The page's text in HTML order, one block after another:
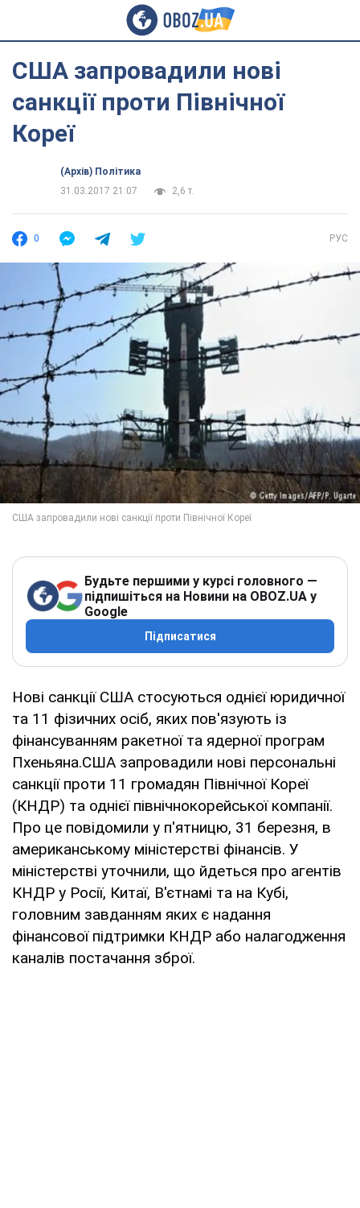
США запровадили нові
санкції проти Північної
Кореї
(Архів) Політика
31.03.2017 21:07
2,6 т.
0 РУС
Будьте першими у курсі головного —
підпишіться на Новини на OBOZ.UA у
Google
Підписатися
Нові санкції США стосуються однієї юридичної
та 11 фізичних осіб, яких пов'язують із
фінансуванням ракетної та ядерної програм
Пхеньяна.США запровадили нові персональні
санкції проти 11 громадян Північної Кореї
(КНДР) та однієї північнокорейської компанії.
Про це повідомили у п'ятницю, 31 березня, в
американському міністерстві фінансів. У
міністерстві уточнили, що йдеться про агентів
КНДР у Росії, Китаї, В'єтнамі та на Кубі,
головним завданням яких є надання
фінансової підтримки КНДР або налагодження
каналів постачання зброї.